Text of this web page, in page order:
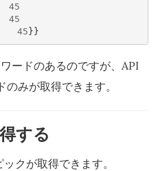
45
45
45}}
ードのあるのですが、API
みが取得できます。
する
クが取得できます。